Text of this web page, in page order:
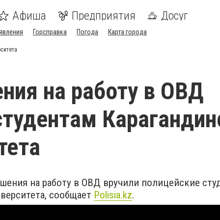
Афиша Предприятия Досуг
Горсправка Погода Карта города
на работу в ОВД
на работу в ОВД вручили полицейские
сообщает Polisia.kz.